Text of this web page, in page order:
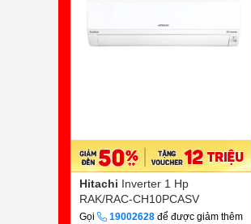
Hitachi Inverter 1 Hp
RAK/RAC-CH10PCASV
Gọi 19002628 để được giảm thêm